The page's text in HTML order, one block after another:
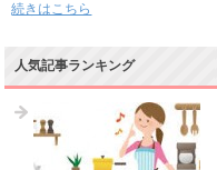
続きはこちら
人気記事ランキング